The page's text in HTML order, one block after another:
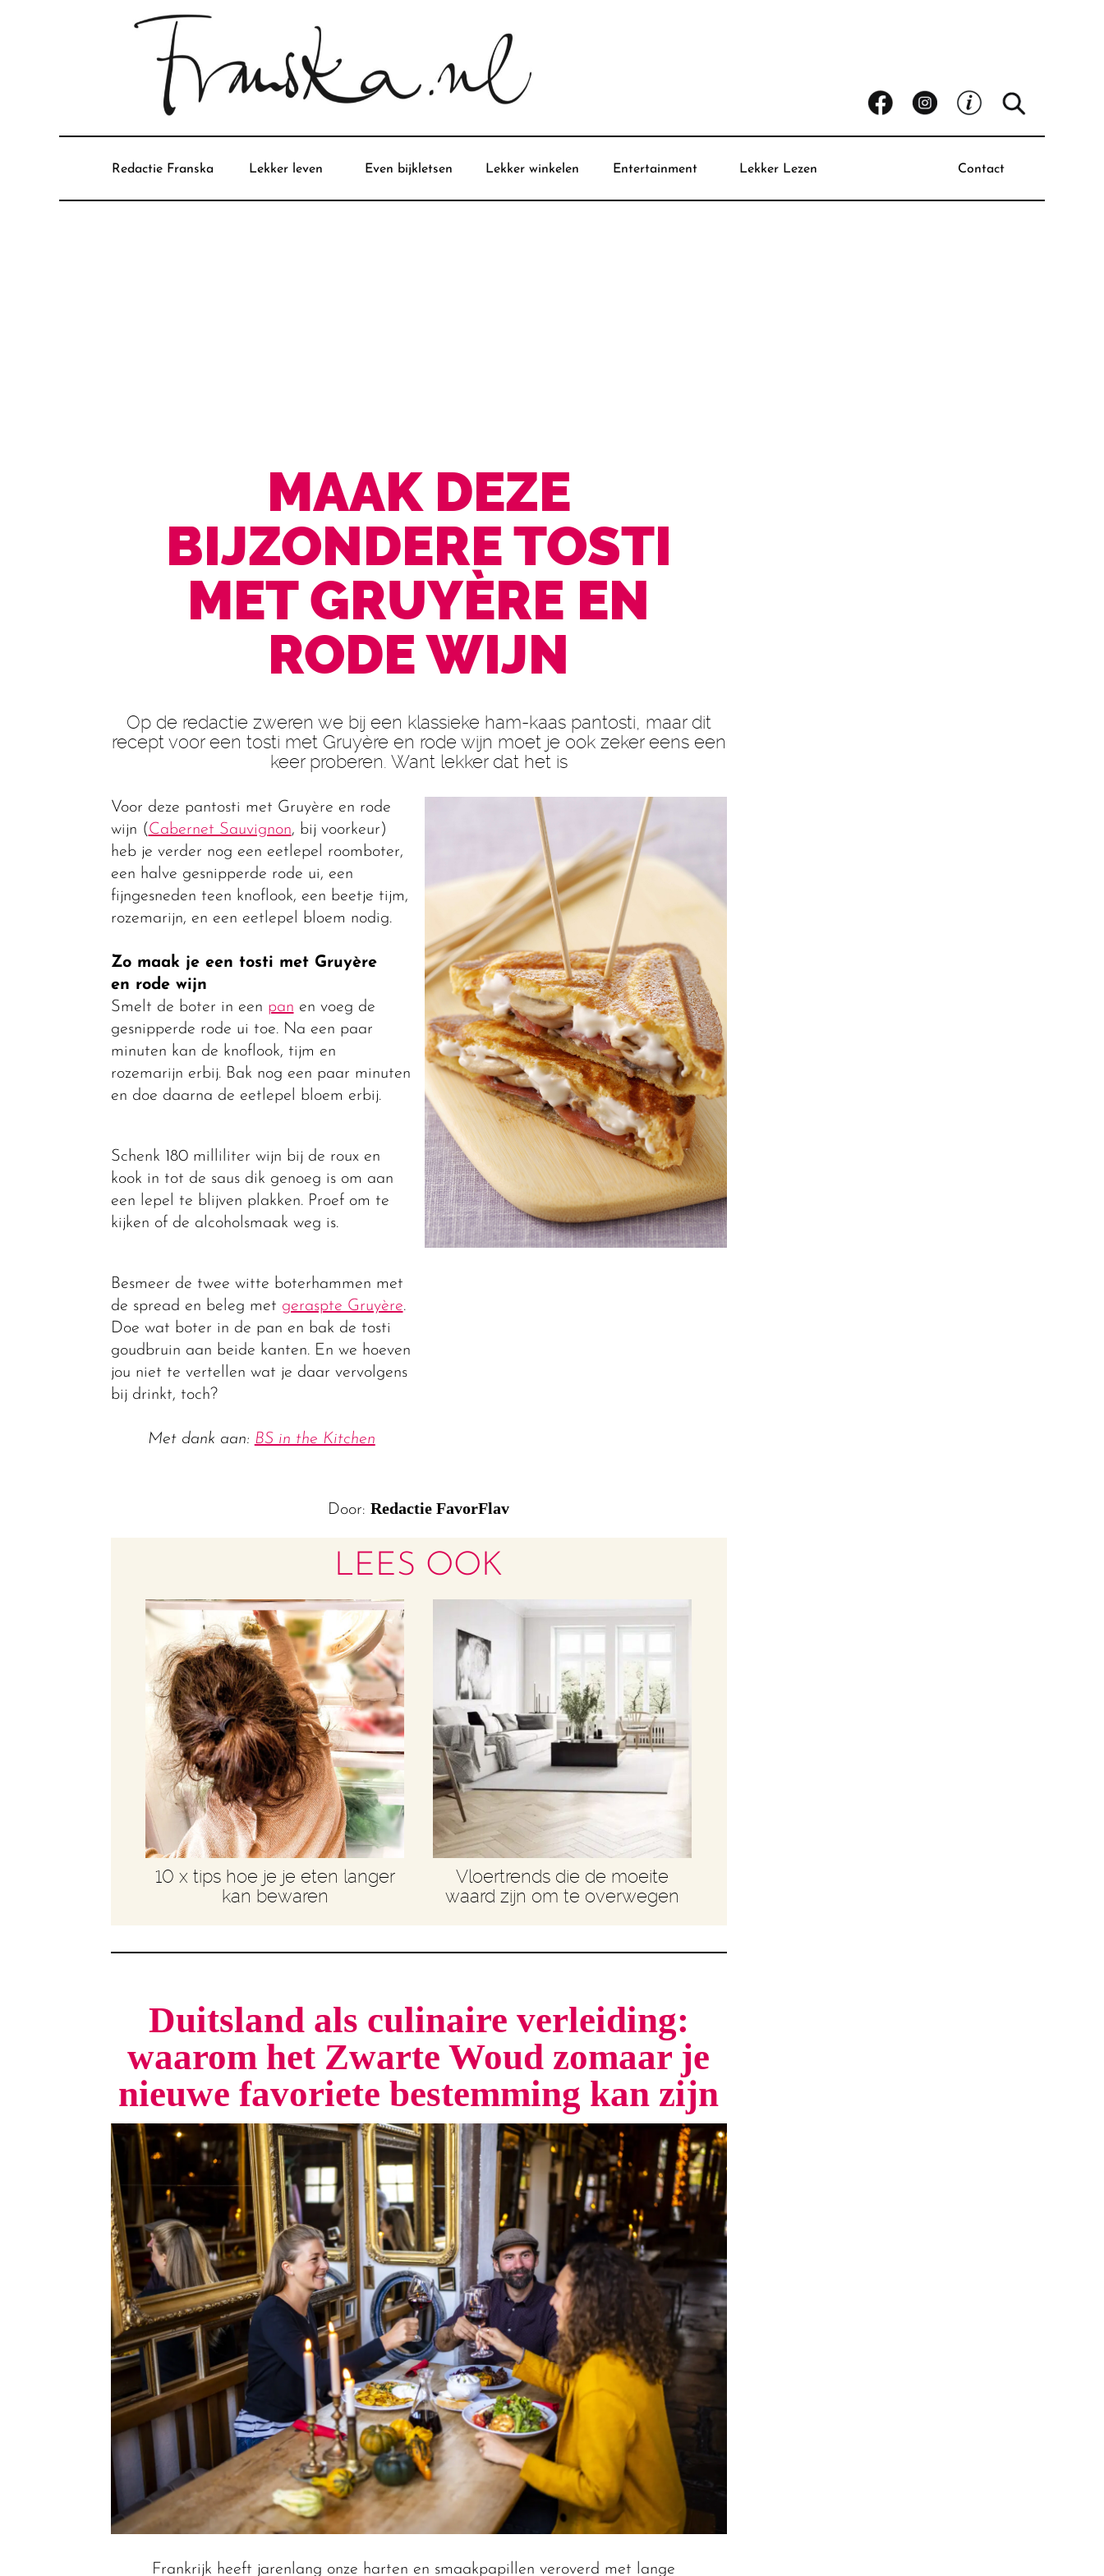
Redactie Franska Lekker leven Even bijkletsen Lekker winkelen Entertainment Lekker Lezen Contact
MAAK DEZE
BIJZONDERE TOSTI
MET GRUYÈRE EN
RODE WIJN
Op de redactie zweren we bij een klassieke ham-kaas pantosti, maar dit
recept voor een tosti met Gruyère en rode wijn moet je ook zeker eens een
keer proberen. Want lekker dat het is
Voor deze pantosti met Gruyère en rode
wijn (Cabernet Sauvignon, bij voorkeur)
heb je verder nog een eetlepel roomboter,
een halve gesnipperde rode ui, een
fijngesneden teen knoflook, een beetje tijm,
rozemarijn, en een eetlepel bloem nodig.
Zo maak je een tosti met Gruyère
en rode wijn
Smelt de boter in een pan en voeg de
gesnipperde rode ui toe. Na een paar
minuten kan de knoflook, tijm en
rozemarijn erbij. Bak nog een paar minuten
en doe daarna de eetlepel bloem erbij.
Schenk 180 milliliter wijn bij de roux en
kook in tot de saus dik genoeg is om aan
een lepel te blijven plakken. Proef om te
kijken of de alcoholsmaak weg is.
Besmeer de twee witte boterhammen met
de spread en beleg met geraspte Gruyère.
Doe wat boter in de pan en bak de tosti
goudbruin aan beide kanten. En we hoeven
jou niet te vertellen wat je daar vervolgens
bij drinkt, toch?
Met dank aan: BS in the Kitchen
Door: Redactie FavorFlav
LEES OOK
10 x tips hoe je je eten langer
kan bewaren
Vloertrends die de moeite
waard zijn om te overwegen
Duitsland als culinaire verleiding:
waarom het Zwarte Woud zomaar je
nieuwe favoriete bestemming kan zijn
Frankrijk heeft jarenlang onze harten en smaakpapillen veroverd met lange